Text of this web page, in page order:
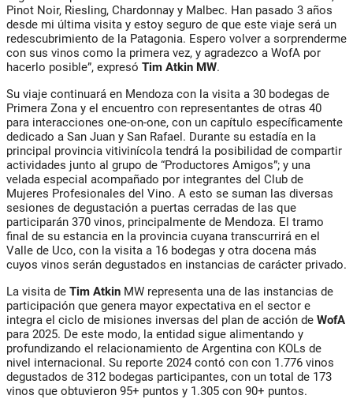
Pinot Noir, Riesling, Chardonnay y Malbec. Han pasado 3 años
desde mi última visita y estoy seguro de que este viaje será un
redescubrimiento de la Patagonia. Espero volver a sorprenderme
con sus vinos como la primera vez, y agradezco a WofA por
hacerlo posible”, expresó Tim Atkin MW.
Su viaje continuará en Mendoza con la visita a 30 bodegas de
Primera Zona y el encuentro con representantes de otras 40
para interacciones one-on-one, con un capítulo específicamente
dedicado a San Juan y San Rafael. Durante su estadía en la
principal provincia vitivinícola tendrá la posibilidad de compartir
actividades junto al grupo de “Productores Amigos”; y una
velada especial acompañado por integrantes del Club de
Mujeres Profesionales del Vino. A esto se suman las diversas
sesiones de degustación a puertas cerradas de las que
participarán 370 vinos, principalmente de Mendoza. El tramo
final de su estancia en la provincia cuyana transcurrirá en el
Valle de Uco, con la visita a 16 bodegas y otra docena más
cuyos vinos serán degustados en instancias de carácter privado.
La visita de Tim Atkin MW representa una de las instancias de
participación que genera mayor expectativa en el sector e
integra el ciclo de misiones inversas del plan de acción de WofA
para 2025. De este modo, la entidad sigue alimentando y
profundizando el relacionamiento de Argentina con KOLs de
nivel internacional. Su reporte 2024 contó con con 1.776 vinos
degustados de 312 bodegas participantes, con un total de 173
vinos que obtuvieron 95+ puntos y 1.305 con 90+ puntos.